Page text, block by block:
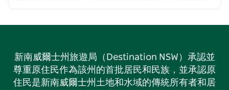
新南威爾士州旅遊局（Destination NSW）承認並
尊重原住民作為該州的首批居民和民族，並承認原
住民是新南威爾士州土地和水域的傳統所有者和居